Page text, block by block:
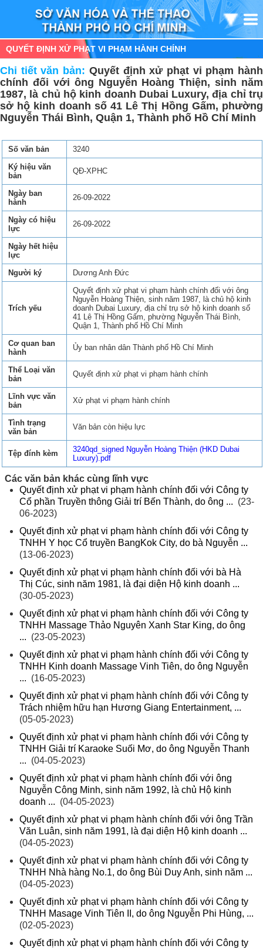
QUYẾT ĐỊNH XỬ PHẠT VI PHẠM HÀNH CHÍNH
Chi tiết văn bản: Quyết định xử phạt vi phạm hành
chính đối với ông Nguyễn Hoàng Thiện, sinh năm
1987, là chủ hộ kinh doanh Dubai Luxury, địa chỉ trụ
sở hộ kinh doanh số 41 Lê Thị Hồng Gấm, phường
Nguyễn Thái Bình, Quận 1, Thành phố Hồ Chí Minh
Số văn bản
3240
Ký hiệu văn
bản
QĐ-XPHC
Ngày ban
hành
26-09-2022
Ngày có hiệu
lực
26-09-2022
Ngày hết hiệu
lực
Người ký
Dương Anh Đức
Trích yếu
Quyết định xử phạt vi phạm hành chính đối với ông
Nguyễn Hoàng Thiện, sinh năm 1987, là chủ hộ kinh
doanh Dubai Luxury, địa chỉ trụ sở hộ kinh doanh số
41 Lê Thị Hồng Gấm, phường Nguyễn Thái Bình,
Quận 1, Thành phố Hồ Chí Minh
Cơ quan ban
hành
Ủy ban nhân dân Thành phố Hồ Chí Minh
Thể Loại văn
bản
Quyết định xử phạt vi phạm hành chính
Lĩnh vực văn
bản
Xử phạt vi phạm hành chính
Tình trạng
văn bản
Văn bản còn hiệu lực
Tệp đính kèm
3240qd_signed Nguyễn Hoàng Thiện (HKD Dubai
Luxury).pdf
Các văn bản khác cùng lĩnh vực
Quyết định xử phạt vi phạm hành chính đối với Công ty
Cổ phần Truyền thông Giải trí Bến Thành, do ông ... (23-
06-2023)
Quyết định xử phạt vi phạm hành chính đối với Công ty
TNHH Y học Cổ truyền BangKok City, do bà Nguyễn ...
(13-06-2023)
Quyết định xử phạt vi phạm hành chính đối với bà Hà
Thị Cúc, sinh năm 1981, là đại diện Hộ kinh doanh ...
(30-05-2023)
Quyết định xử phạt vi phạm hành chính đối với Công ty
TNHH Massage Thảo Nguyên Xanh Star King, do ông
... (23-05-2023)
Quyết định xử phạt vi phạm hành chính đối với Công ty
TNHH Kinh doanh Massage Vinh Tiên, do ông Nguyễn
... (16-05-2023)
Quyết định xử phạt vi phạm hành chính đối với Công ty
Trách nhiệm hữu hạn Hương Giang Entertainment, ...
(05-05-2023)
Quyết định xử phạt vi phạm hành chính đối với Công ty
TNHH Giải trí Karaoke Suối Mơ, do ông Nguyễn Thanh
... (04-05-2023)
Quyết định xử phạt vi phạm hành chính đối với ông
Nguyễn Công Minh, sinh năm 1992, là chủ Hộ kinh
doanh ... (04-05-2023)
Quyết định xử phạt vi phạm hành chính đối với ông Trần
Văn Luân, sinh năm 1991, là đại diện Hộ kinh doanh ...
(04-05-2023)
Quyết định xử phạt vi phạm hành chính đối với Công ty
TNHH Nhà hàng No.1, do ông Bùi Duy Anh, sinh năm ...
(04-05-2023)
Quyết định xử phạt vi phạm hành chính đối với Công ty
TNHH Masage Vinh Tiên II, do ông Nguyễn Phi Hùng, ...
(02-05-2023)
Quyết định xử phạt vi phạm hành chính đối với Công ty